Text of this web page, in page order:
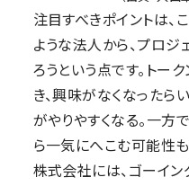
注目すべきポイントは
ような法人から、プロジ
ろうという点です。トー
き、興味がなくなったら
がやりやすくなる。一方
ら一気にへこむ可能性も
株式会社には、ゴーイ